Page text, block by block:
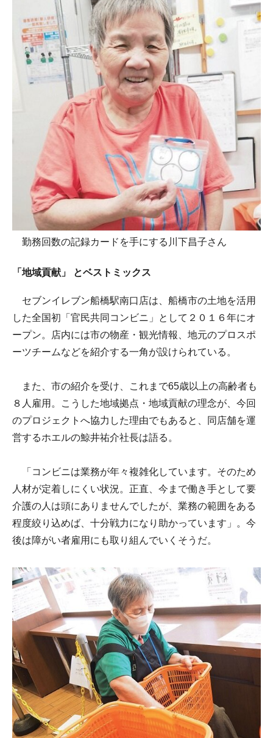
勤務回数の記録カードを手にする川下昌子さん
「地域貢献」 とベストミックス
セブンイレブン船橋駅南口店は、船橋市の土地を活用
した全国初「官民共同コンビニ」として２０１６年にオ
ープン。店内には市の物産・観光情報、地元のプロスポ
ーツチームなどを紹介する一角が設けられている。
また、市の紹介を受け、これまで65歳以上の高齢者も
８人雇用。こうした地域拠点・地域貢献の理念が、今回
のプロジェクトへ協力した理由でもあると、同店舗を運
営するホエルの鯨井祐介社長は語る。
「コンビニは業務が年々複雑化しています。そのため
人材が定着しにくい状況。正直、今まで働き手として要
介護の人は頭にありませんでしたが、業務の範囲をある
程度絞り込めば、十分戦力になり助かっています」。今
後は障がい者雇用にも取り組んでいくそうだ。